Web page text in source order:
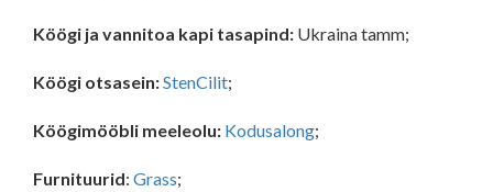
Köögi ja vannitoa kapi tasapind: Ukraina tamm;
Köögi otsasein:StenCilit;
Köögimööbli meeleolu: Kodusalong;
Furnituurid: Grass;